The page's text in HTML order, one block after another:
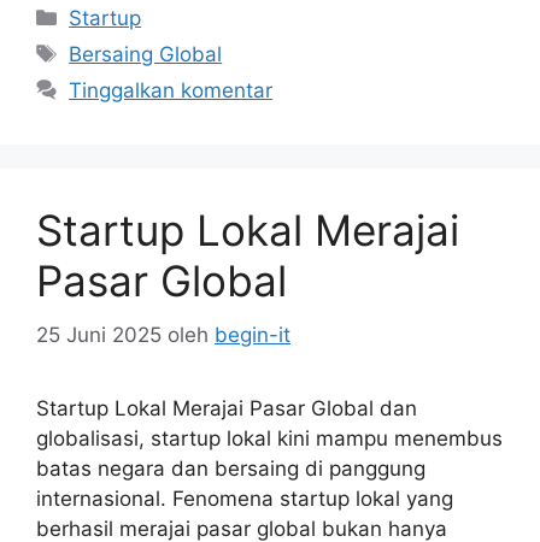
Kategori
Startup
Tag
Bersaing Global
Tinggalkan komentar
Startup Lokal Merajai
Pasar Global
25 Juni 2025 oleh begin-it
Startup Lokal Merajai Pasar Global dan
globalisasi, startup lokal kini mampu menembus
batas negara dan bersaing di panggung
internasional. Fenomena startup lokal yang
berhasil merajai pasar global bukan hanya